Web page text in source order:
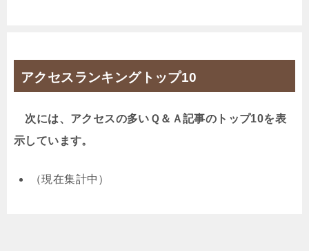
アクセスランキングトップ10
次には、アクセスの多いＱ＆Ａ記事のトップ10を表
示しています。
（現在集計中）